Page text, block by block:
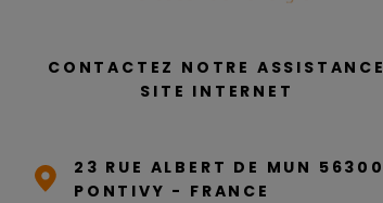
CONTACTEZ NOTRE ASSISTANCE
SITE INTERNET
23 RUE ALBERT DE MUN 56300
PONTIVY - FRANCE